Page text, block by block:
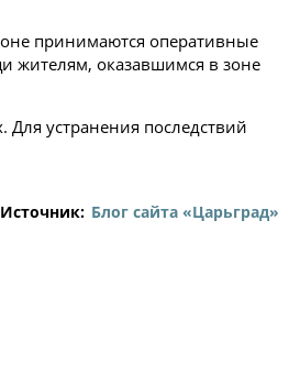
принимаются оперативные
жителям, оказавшимся в зоне
Для устранения последствий
Источник: Блог сайта «Царьград»